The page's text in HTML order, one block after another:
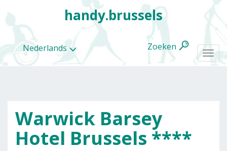
Nederlands
handy.brussels
Zoeken
Warwick Barsey
Hotel Brussels ****
Alle
categorieën